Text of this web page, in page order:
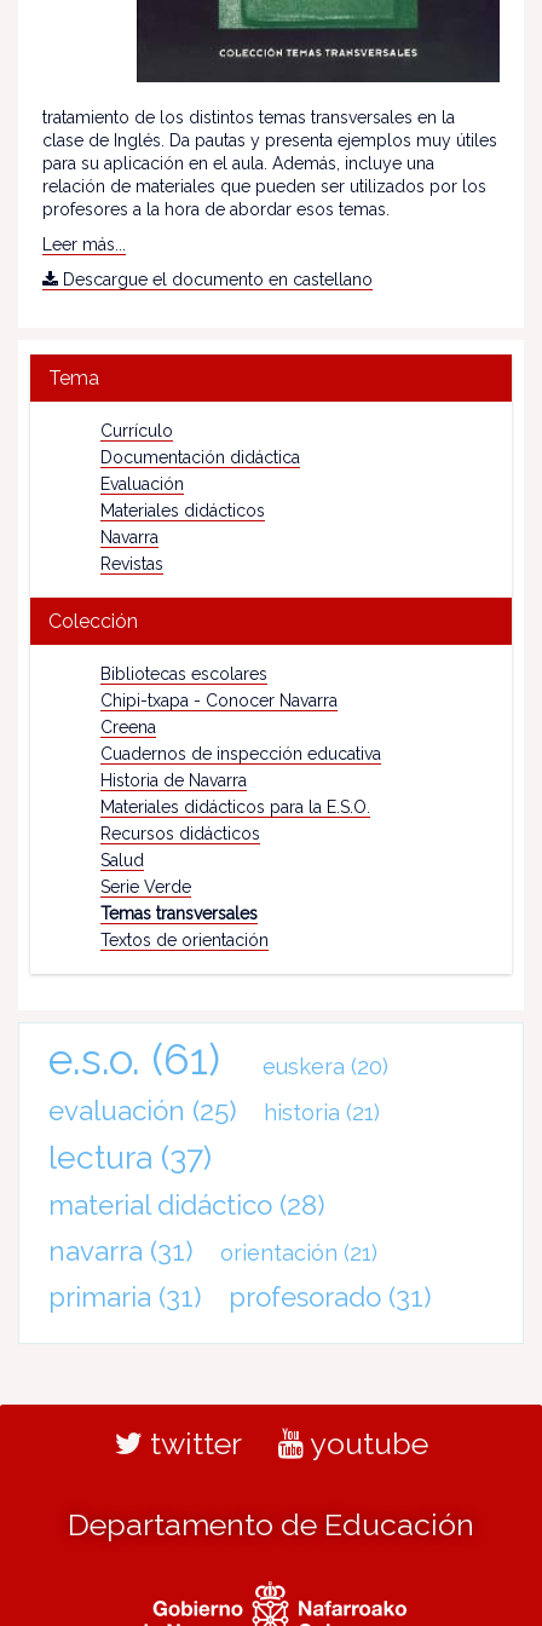
tratamiento de los distintos temas transversales en la
clase de Inglés. Da pautas y presenta ejemplos muy útiles
para su aplicación en el aula. Además, incluye una
relación de materiales que pueden ser utilizados por los
profesores a la hora de abordar esos temas.
Leer más...
Descargue el documento en castellano
Tema
Currículo
Documentación didáctica
Evaluación
Materiales didácticos
Navarra
Revistas
Colección
Bibliotecas escolares
Chipi-txapa - Conocer Navarra
Creena
Cuadernos de inspección educativa
Historia de Navarra
Materiales didácticos para la E.S.O.
Recursos didácticos
Salud
Serie Verde
Temas transversales
Textos de orientación
e.s.o. (61) euskera (20)
evaluación (25) historia (21)
lectura (37)
material didáctico (28)
navarra (31) orientación (21)
primaria (31) profesorado (31)
twitter youtube
Departamento de Educación